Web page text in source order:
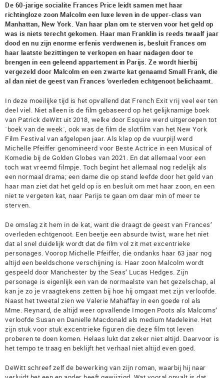
De 60-jarige socialite Frances Price leidt samen met haar
richtingloze zoon Malcolm een luxe leven in de upper-class van
Manhattan, New York. Van haar plan om te sterven voor het geld op
was is niets terecht gekomen. Haar man Franklin is reeds twaalf jaar
dood en nu zijn enorme erfenis verdwenen is, besluit Frances om
haar laatste bezittingen te verkopen en haar nadagen door te
brengen in een geleend appartement in Parijs. Ze wordt hierbij
vergezeld door Malcolm en een zwarte kat genaamd Small Frank, die
al dan niet de geest van Frances ‘overleden echtgenoot belichaamt.
In deze moeilijke tijd is het opvallend dat French Exit vrij veel eer ten
deel viel. Niet alleen is de film gebaseerd op het gelijknamige boek
van Patrick deWitt uit 2018, welke door Esquire werd uitgeroepen tot
´boek van de week´, ook was de film de slotfilm van het New York
Film Festival van afgelopen jaar. Als klap op de vuurpijl werd
Michelle Pfeiffer genomineerd voor Beste Actrice in een Musical of
Komedie bij de Golden Globes van 2021. En dat allemaal voor een
toch wat vreemd filmpje. Toch begint het allemaal nog redelijk als
een normaal drama; een dame die op stand leefde door het geld van
haar man ziet dat het geld op is en besluit om met haar zoon, en een
niet te vergeten kat, naar Parijs te gaan om daar min of meer te
sterven.
De omslag zit hem in de kat, want die draagt de geest van Frances’
overleden echtgenoot. Een beetje een absurde twist, ware het niet
dat al snel duidelijk wordt dat de film vol zit met excentrieke
personages. Voorop Michelle Pfeiffer, die ondanks haar 63 jaar nog
altijd een beeldschone verschijning is. Haar zoon Malcolm wordt
gespeeld door Manchester by the Seas’ Lucas Hedges. Zijn
personage is eigenlijk een van de normaalste van het gezelschap, al
kan je zo je vraagtekens zetten bij hoe hij omgaat met zijn verloofde.
Naast het tweetal zien we Valerie Mahaffay in een goede rol als
Mme. Reynard, de altijd weer opvallende Imogen Poots als Malcoms’
verloofde Susan en Danielle Macdonald als medium Madeleine. Het
zijn stuk voor stuk excentrieke figuren die deze film tot leven
proberen te doen komen. Helaas lukt dat zeker niet altijd. Daarvoor is
het tempo te traag en beklijft het verhaal niet altijd even goed.
DeWitt schreef zelf de bewerking van zijn roman, waarbij hij naar